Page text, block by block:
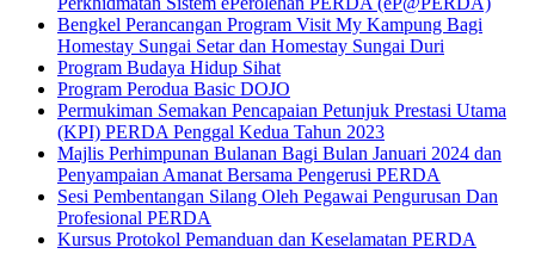
Bengkel Perancangan Program Visit My Kampung Bagi
Homestay Sungai Setar dan Homestay Sungai Duri
Program Budaya Hidup Sihat
Program Perodua Basic DOJO
Permukiman Semakan Pencapaian Petunjuk Prestasi Utama
(KPI) PERDA Penggal Kedua Tahun 2023
Majlis Perhimpunan Bulanan Bagi Bulan Januari 2024 dan
Penyampaian Amanat Bersama Pengerusi PERDA
Sesi Pembentangan Silang Oleh Pegawai Pengurusan Dan
Profesional PERDA
Kursus Protokol Pemanduan dan Keselamatan PERDA